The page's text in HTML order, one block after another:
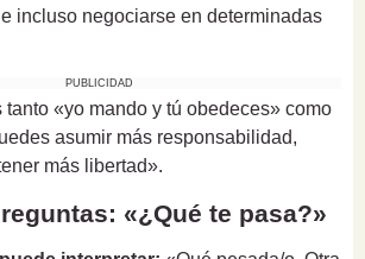
incluso negociarse en determinadas
PUBLICIDAD
tanto «yo mando y tú obedeces» como
asumir más responsabilidad,
más libertad».
«¿Qué te pasa?»